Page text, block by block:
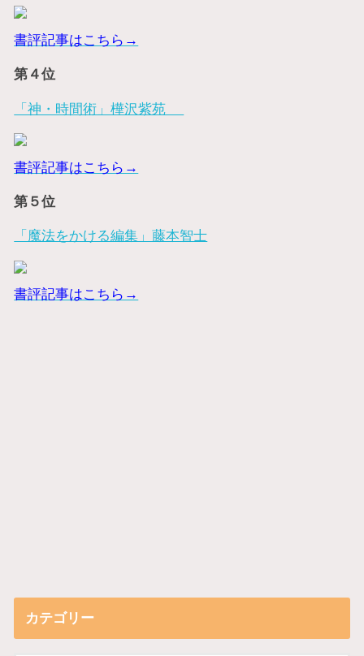
書評記事はこちら→
第４位
「神・時間術」樺沢紫苑
書評記事はこちら→
第５位
「魔法をかける編集」藤本智士
書評記事はこちら→
カテゴリー